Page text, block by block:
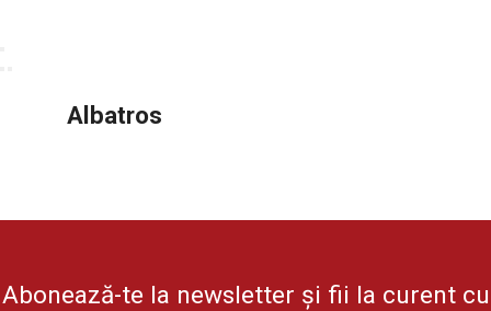
Albatros
Abonează-te la newsletter și fii la curent cu